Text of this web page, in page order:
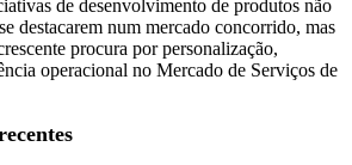
de desenvolvimento de produtos não
destacarem num mercado concorrido, mas
procura por personalização,
operacional no Mercado de Serviços de